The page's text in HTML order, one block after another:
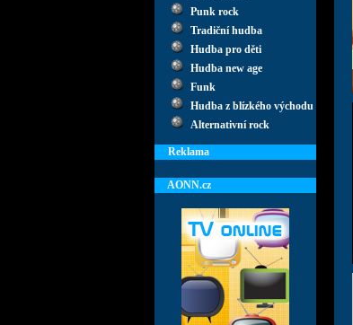
Punk rock
Tradiční hudba
Hudba pro děti
Hudba new age
Funk
Hudba z blízkého východu
Alternativní rock
Reklama
AONN.cz